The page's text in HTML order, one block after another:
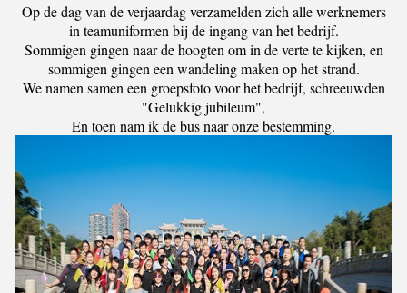
Op de dag van de verjaardag verzamelden zich alle werknemers
in teamuniformen bij de ingang van het bedrijf.
Sommigen gingen naar de hoogten om in de verte te kijken, en
sommigen gingen een wandeling maken op het strand.
We namen samen een groepsfoto voor het bedrijf, schreeuwden
"Gelukkig jubileum",
En toen nam ik de bus naar onze bestemming.